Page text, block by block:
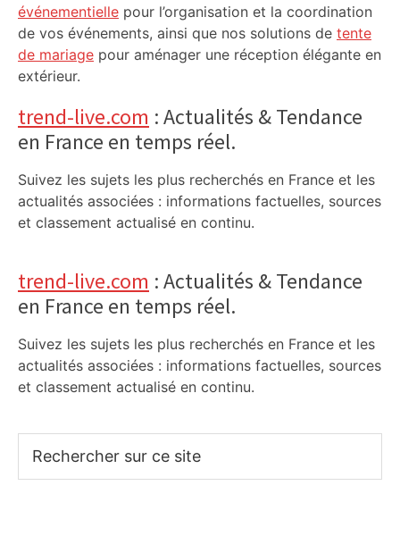
événementielle pour l’organisation et la coordination
de vos événements, ainsi que nos solutions de tente
de mariage pour aménager une réception élégante en
extérieur.
trend-live.com : Actualités & Tendance
en France en temps réel.
Suivez les sujets les plus recherchés en France et les
actualités associées : informations factuelles, sources
et classement actualisé en continu.
trend-live.com : Actualités & Tendance
en France en temps réel.
Suivez les sujets les plus recherchés en France et les
actualités associées : informations factuelles, sources
et classement actualisé en continu.
sur